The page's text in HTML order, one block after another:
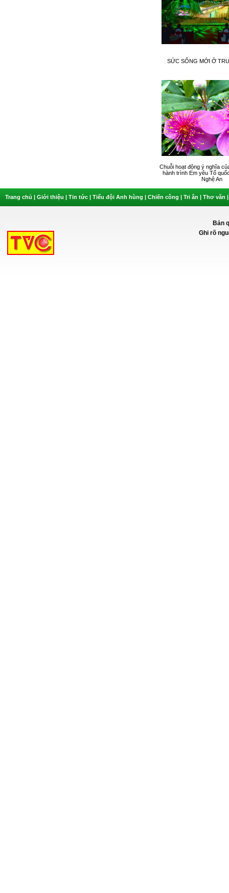
SỨC SỐNG MỚI Ở
Chuỗi hoạt động ý nghĩa
hành trình Em yêu Tổ
Nghệ An
Trang chủ | Giới thiệu | Tin tức | Tiểu đội Anh hùng | Chiến công | Tri ân | Thơ văn
Bản
Ghi rõ